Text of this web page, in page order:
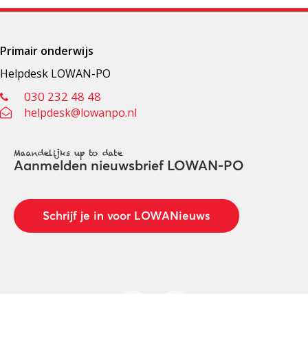
Primair onderwijs
Helpdesk LOWAN-PO
030 232 48 48
helpdesk@lowanpo.nl
Maandelijks up to date
Aanmelden nieuwsbrief LOWAN-PO
Schrijf je in voor LOWANieuws